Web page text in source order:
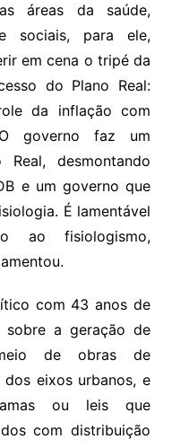
áreas da saúde,
sociais, para ele,
em cena o tripé da
do Plano Real:
da inflação com
governo faz um
desmontando
e um governo que
É lamentável
ao fisiologismo,
com 43 anos de
sobre a geração de
de obras de
eixos urbanos, e
ou leis que
com distribuição